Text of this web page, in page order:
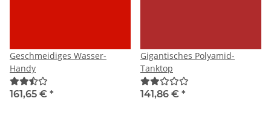
Geschmeidiges Wasser-
Handy
161,65 € *
Gigantisches Polyamid-
Tanktop
141,86 € *